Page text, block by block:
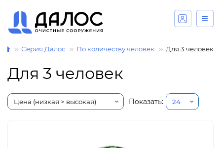
Серия Далос По количеству человек Для 3 человек
Для 3 человек
Показать: